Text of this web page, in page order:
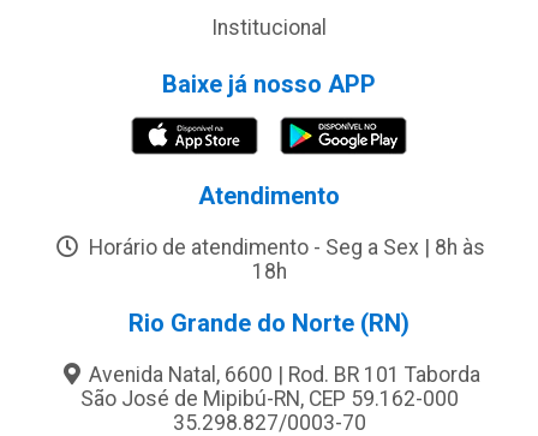
Institucional
Baixe já nosso APP
Atendimento
Horário de atendimento - Seg a Sex | 8h às
18h
Rio Grande do Norte (RN)
Avenida Natal, 6600 | Rod. BR 101 Taborda
São José de Mipibú-RN, CEP 59.162-000
35.298.827/0003-70